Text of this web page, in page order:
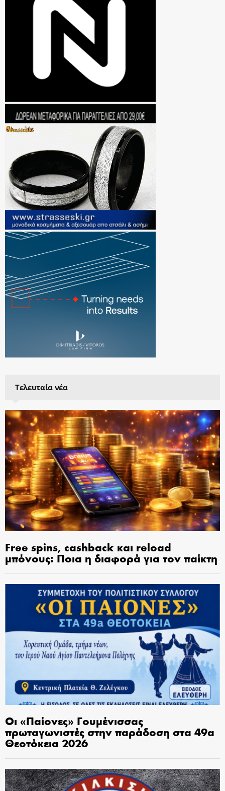
Τελευταία νέα
Free spins, cashback και reload
μπόνους: Ποια η διαφορά για τον παίκτη
Οι «Παίονες» Γουμένισσας
πρωταγωνιστές στην παράδοση στα 49α
Θεοτόκεια 2026